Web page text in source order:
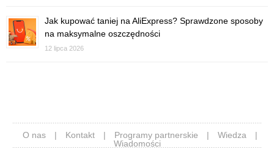
Jak kupować taniej na AliExpress? Sprawdzone sposoby
na maksymalne oszczędności
12 lipca 2026
O nas | Kontakt | Programy partnerskie | Wiedza
|
Wiadomości